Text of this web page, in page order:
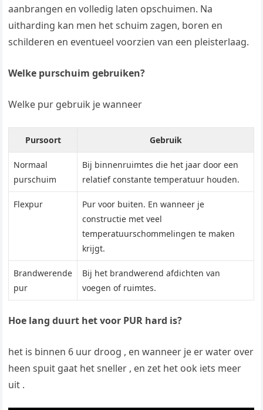
aanbrangen en volledig laten opschuimen. Na
uitharding kan men het schuim zagen, boren en
schilderen en eventueel voorzien van een pleisterlaag.
Welke purschuim gebruiken?
Welke pur gebruik je wanneer
Pursoort Gebruik
Normaal
purschuim
Bij binnenruimtes die het jaar door een
relatief constante temperatuur houden.
Flexpur
Pur voor buiten. En wanneer je
constructie met veel
temperatuurschommelingen te maken
krijgt.
Brandwerende
pur
Bij het brandwerend afdichten van
voegen of ruimtes.
Hoe lang duurt het voor PUR hard is?
het is binnen 6 uur droog , en wanneer je er water over
heen spuit gaat het sneller , en zet het ook iets meer
uit .